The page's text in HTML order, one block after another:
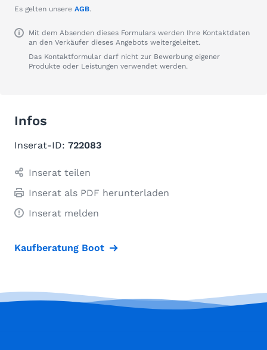
Es gelten unsere AGB.
Mit dem Absenden dieses Formulars werden Ihre Kontaktdaten
an den Verkäufer dieses Angebots weitergeleitet.
Das Kontaktformular darf nicht zur Bewerbung eigener
Produkte oder Leistungen verwendet werden.
Infos
Inserat-ID: 722083
Inserat teilen
Inserat als PDF herunterladen
Inserat melden
Kaufberatung Boot